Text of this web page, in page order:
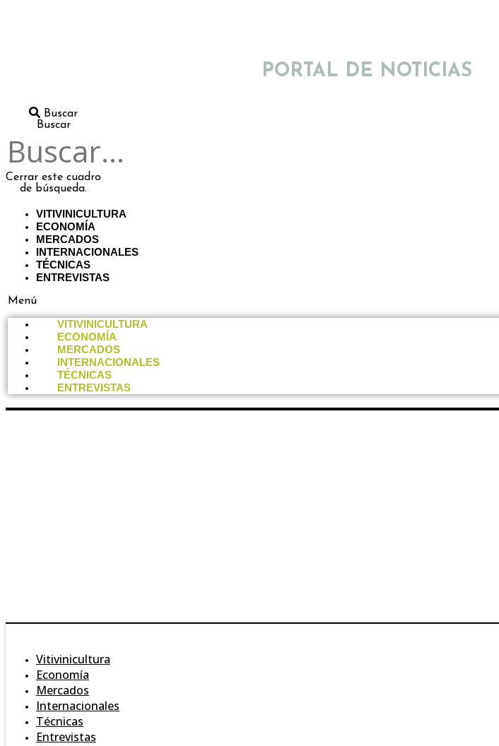
PORTAL DE NOTICIAS
Buscar
Buscar
Cerrar este cuadro
de búsqueda.
VITIVINICULTURA
ECONOMÍA
MERCADOS
INTERNACIONALES
TÉCNICAS
ENTREVISTAS
Menú
VITIVINICULTURA
ECONOMÍA
MERCADOS
INTERNACIONALES
TÉCNICAS
ENTREVISTAS
Vitivinicultura
Economía
Mercados
Internacionales
Técnicas
Entrevistas